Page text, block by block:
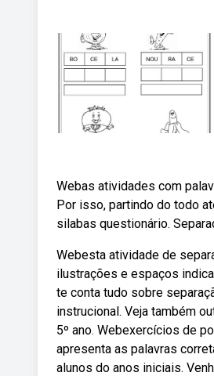
Webas atividades com
Por isso, partindo do todo
silabas questionário.
Webesta atividade de
ilustrações e espaços
te conta tudo sobre
instrucional. Veja também
5º ano. Webexercícios de
apresenta as palavras
alunos do anos iniciais.